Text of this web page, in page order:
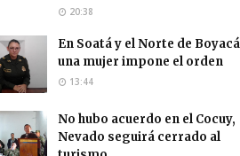
20:38
En Soatá y el Norte de Boyacá
una mujer impone el orden
13:44
No hubo acuerdo en el Cocuy,
Nevado seguirá cerrado al